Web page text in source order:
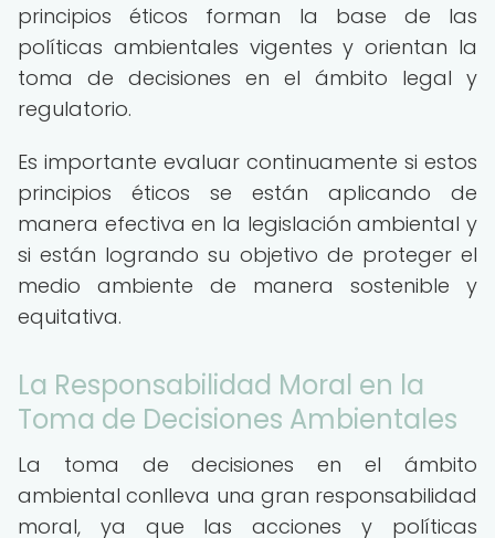
principios éticos forman la base de las
políticas ambientales vigentes y orientan la
toma de decisiones en el ámbito legal y
regulatorio.
Es importante evaluar continuamente si estos
principios éticos se están aplicando de
manera efectiva en la legislación ambiental y
si están logrando su objetivo de proteger el
medio ambiente de manera sostenible y
equitativa.
La Responsabilidad Moral en la
Toma de Decisiones Ambientales
La toma de decisiones en el ámbito
ambiental conlleva una gran responsabilidad
moral, ya que las acciones y políticas